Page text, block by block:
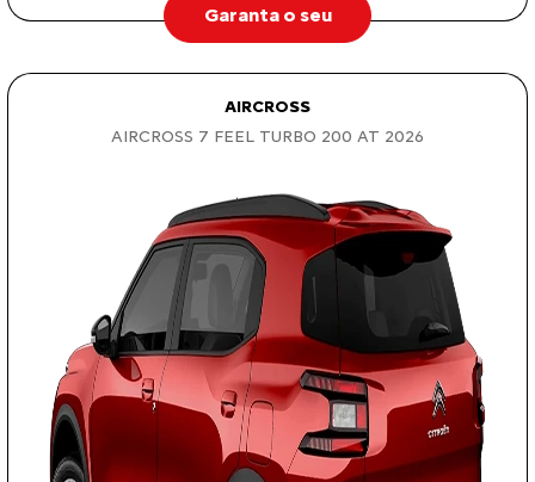
Garanta o seu
AIRCROSS
AIRCROSS 7 FEEL TURBO 200 AT 2026